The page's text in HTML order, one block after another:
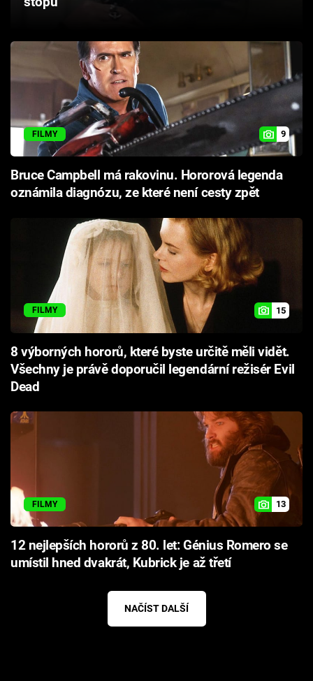
Pořady
TV Program
Sledujte prima+
Přihlášení
Sledujte nás
FILMY 9
Bruce Campbell má rakovinu. Hororová legenda
oznámila diagnózu, ze které není cesty zpět
FILMY 15
8 výborných hororů, které byste určitě měli vidět.
Všechny je právě doporučil legendární režisér Evil
Dead
FILMY 13
12 nejlepších hororů z 80. let: Génius Romero se
umístil hned dvakrát, Kubrick je až třetí
NAČÍST DALŠÍ